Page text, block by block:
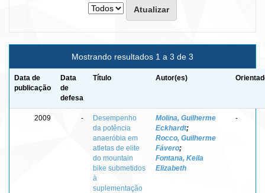
Mostrando resultados 1 a 3 de 3
Data de
publicação
Data
de
defesa
Título Autor(es)
2009 -
Desempenho
da potência
anaeróbia em
atletas de elite
do mountain
bike submetidos
à
suplementação
Molina, Guilherme
Eckhardt;
Rocco, Guilherme
Fávero;
Fontana, Keila
Elizabeth
-